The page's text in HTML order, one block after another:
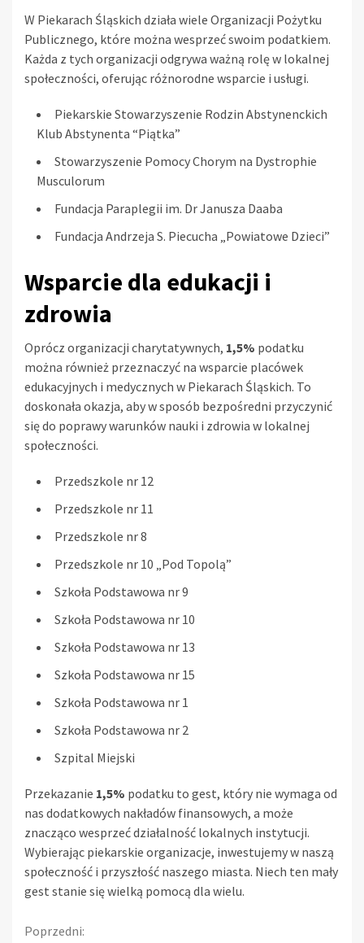
W Piekarach Śląskich działa wiele Organizacji Pożytku
Publicznego, które można wesprzeć swoim podatkiem.
Każda z tych organizacji odgrywa ważną rolę w lokalnej
społeczności, oferując różnorodne wsparcie i usługi.
Piekarskie Stowarzyszenie Rodzin Abstynenckich
Klub Abstynenta “Piątka”
Stowarzyszenie Pomocy Chorym na Dystrophie
Musculorum
Fundacja Paraplegii im. Dr Janusza Daaba
Fundacja Andrzeja S. Piecucha „Powiatowe Dzieci”
Wsparcie dla edukacji i
zdrowia
Oprócz organizacji charytatywnych, 1,5% podatku
można również przeznaczyć na wsparcie placówek
edukacyjnych i medycznych w Piekarach Śląskich. To
doskonała okazja, aby w sposób bezpośredni przyczynić
się do poprawy warunków nauki i zdrowia w lokalnej
społeczności.
Przedszkole nr 12
Przedszkole nr 11
Przedszkole nr 8
Przedszkole nr 10 „Pod Topolą”
Szkoła Podstawowa nr 9
Szkoła Podstawowa nr 10
Szkoła Podstawowa nr 13
Szkoła Podstawowa nr 15
Szkoła Podstawowa nr 1
Szkoła Podstawowa nr 2
Szpital Miejski
Przekazanie 1,5% podatku to gest, który nie wymaga od
nas dodatkowych nakładów finansowych, a może
znacząco wesprzeć działalność lokalnych instytucji.
Wybierając piekarskie organizacje, inwestujemy w naszą
społeczność i przyszłość naszego miasta. Niech ten mały
gest stanie się wielką pomocą dla wielu.
Continue
Poprzedni: